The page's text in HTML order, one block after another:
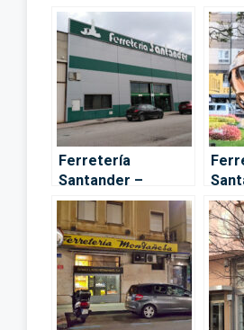
Ferretería
Santander –
Santander